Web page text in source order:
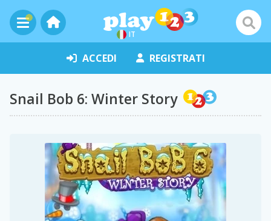
IT
ACCEDI REGISTRATI
Snail Bob 6: Winter Story